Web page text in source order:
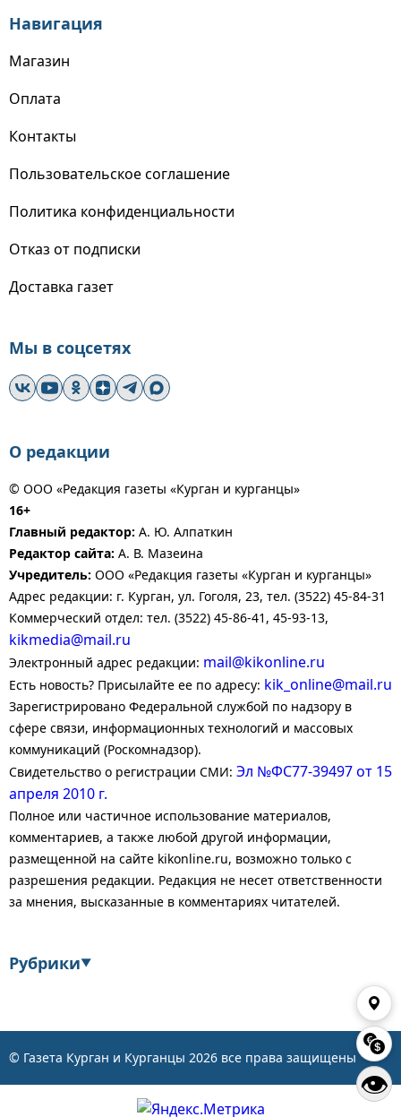
👁
Навигация
Магазин
Оплата
Контакты
Пользовательское соглашение
Политика конфиденциальности
Отказ от подписки
Доставка газет
Мы в соцсетях
О редакции
© ООО «Редакция газеты «Курган и курганцы»
16+
Главный редактор: А. Ю. Алпаткин
Редактор сайта: А. В. Мазеина
Учредитель: ООО «Редакция газеты «Курган и курганцы»
Адрес редакции: г. Курган, ул. Гоголя, 23, тел. (3522) 45-84-31
Коммерческий отдел: тел. (3522) 45-86-41, 45-93-13,
kikmedia@mail.ru
Электронный адрес редакции: mail@kikonline.ru
Есть новость? Присылайте ее по адресу: kik_online@mail.ru
Зарегистрировано Федеральной службой по надзору в
сфере связи, информационных технологий и массовых
коммуникаций (Роскомнадзор).
Свидетельство о регистрации СМИ: Эл №ФС77-39497 от 15
апреля 2010 г.
Полное или частичное использование материалов,
комментариев, а также любой другой информации,
размещенной на сайте kikonline.ru, возможно только с
разрешения редакции. Редакция не несет ответственности
за мнения, высказанные в комментариях читателей.
Рубрики▼
© Газета Курган и Курганцы 2026 все права защищены